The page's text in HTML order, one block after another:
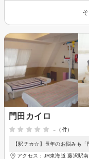
門田カイロ
-
(-件)
【駅チカ☆】長年のお悩みも
アクセス：JR東海道 藤沢駅